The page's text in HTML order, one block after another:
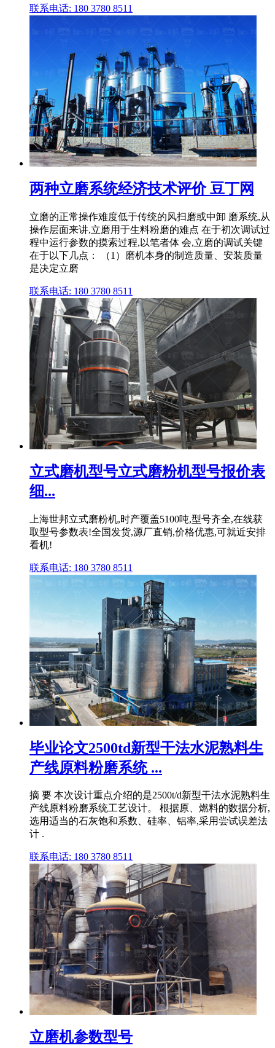
联系电话: 180 3780 8511
两种立磨系统经济技术评价 豆丁网
立磨的正常操作难度低于传统的风扫磨或中卸 磨系统,从
操作层面来讲,立磨用于生料粉磨的难点 在于初次调试过
程中运行参数的摸索过程,以笔者体 会,立磨的调试关键
在于以下几点： （1）磨机本身的制造质量、安装质量
是决定立磨
联系电话: 180 3780 8511
立式磨机型号立式磨粉机型号报价表
细...
上海世邦立式磨粉机,时产覆盖5100吨,型号齐全,在线获
取型号参数表!全国发货,源厂直销,价格优惠,可就近安排
看机!
联系电话: 180 3780 8511
毕业论文2500td新型干法水泥熟料生
产线原料粉磨系统 ...
摘 要 本次设计重点介绍的是2500t/d新型干法水泥熟料生
产线原料粉磨系统工艺设计。 根据原、燃料的数据分析,
选用适当的石灰饱和系数、硅率、铝率,采用尝试误差法
计 .
联系电话: 180 3780 8511
立磨机参数型号